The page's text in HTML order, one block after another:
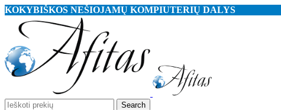
KOKYBIŠKOS NEŠIOJAMŲ KOMPIUTERIŲ DALYS
Search